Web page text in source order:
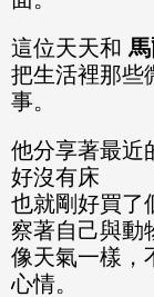
這位天天和
把生活裡那些
事。
他分享著最近
好沒有床
也就剛好買了
察著自己與動
像天氣一樣，
心情。